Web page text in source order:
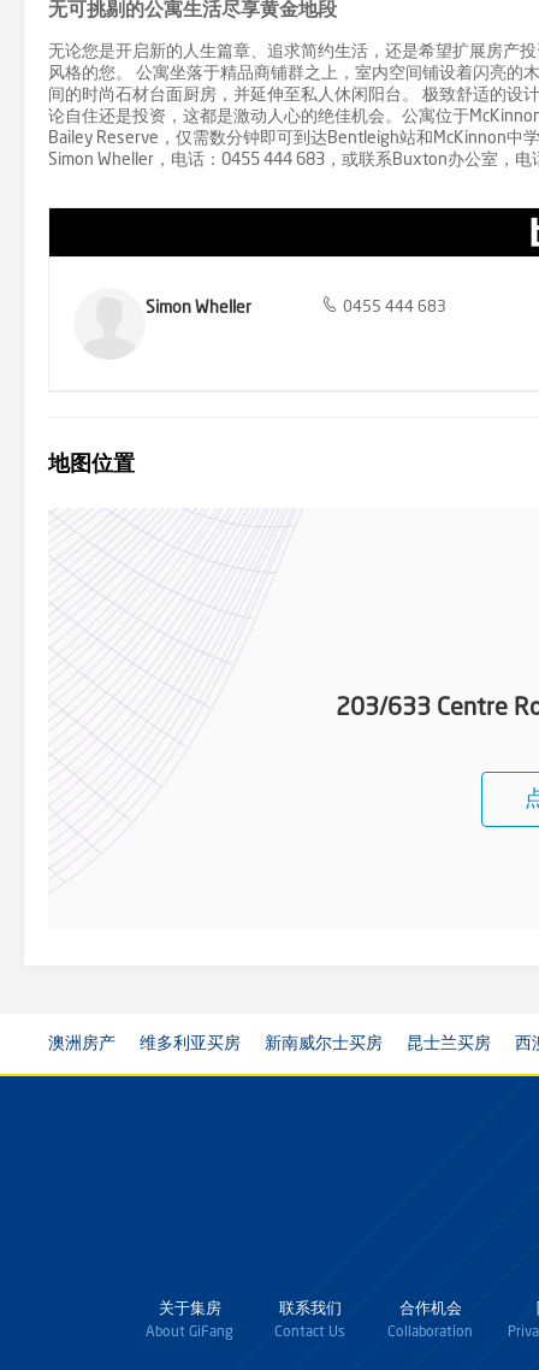
无可挑剔的公寓生活尽享黄金地段
无论您是开启新的人生篇章、追求简约生活，还是希望扩展房产
风格的您。 公寓坐落于精品商铺群之上，室内空间铺设着闪亮
间的时尚石材台面厨房，并延伸至私人休闲阳台。 极致舒适的
论自住还是投资，这都是激动人心的绝佳机会。公寓位于
Bailey Reserve，仅需数分钟即可到达Bentleigh站和McKinnon
Simon Wheller，电话：0455 444 683，或联系Buxton办公室，电
Simon Wheller 0455 444 683
地图位置
203/633 Centre
澳洲房产 维多利亚买房 新南威尔士买房 昆士兰买房 西
关于集房
About GiFang
联系我们
Contact Us
合作机会
Collaboration